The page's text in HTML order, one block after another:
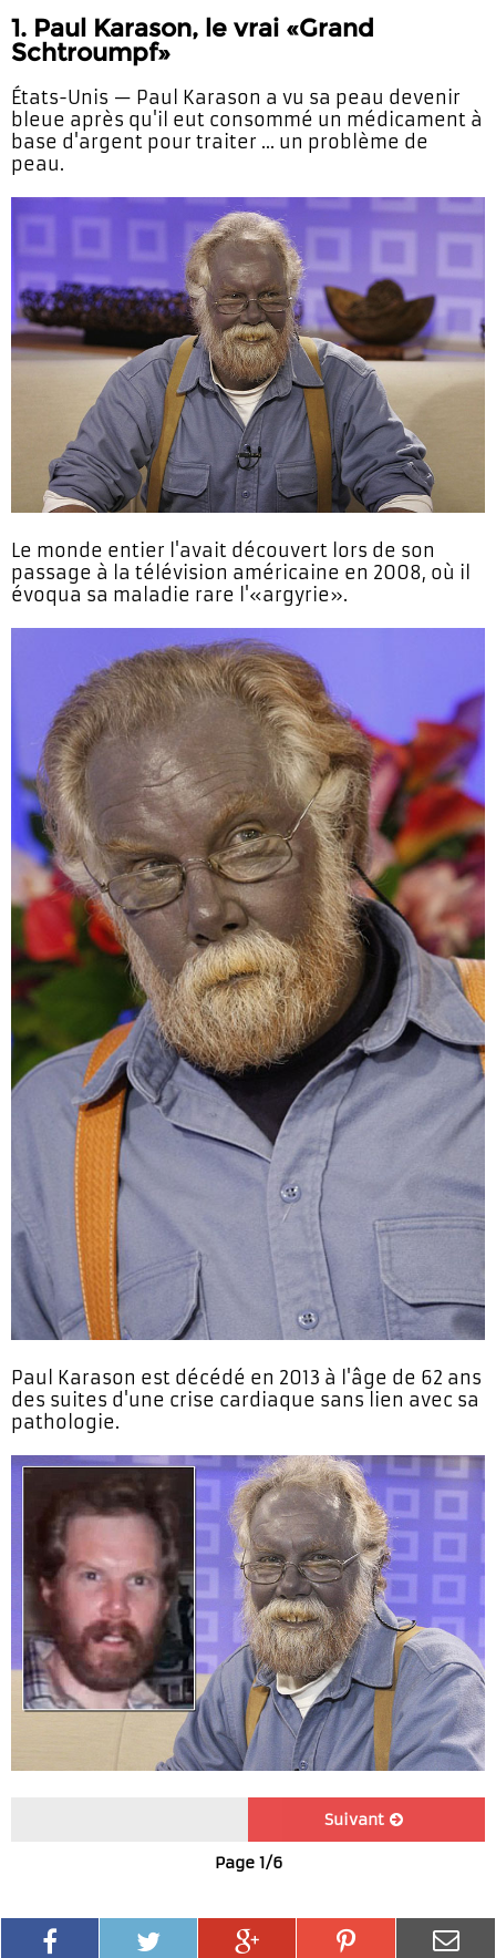
1. Paul Karason, le vrai «Grand
Schtroumpf»
États-Unis — Paul Karason a vu sa peau devenir
bleue après qu'il eut consommé un médicament à
base d'argent pour traiter ... un problème de
peau.
Le monde entier l'avait découvert lors de son
passage à la télévision américaine en 2008, où il
évoqua sa maladie rare l'«argyrie».
Paul Karason est décédé en 2013 à l'âge de 62 ans
des suites d'une crise cardiaque sans lien avec sa
pathologie.
Suivant
Page 1/6